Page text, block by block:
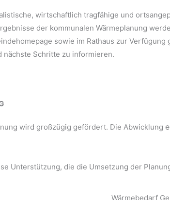
wirtschaftlich tragfähige und
der kommunalen Wärmeplanung
sowie im Rathaus zur
nächste Schritte zu informieren.
wird großzügig gefördert. Die Abwicklung
Unterstützung, die die Umsetzung der
Wärmebedarf